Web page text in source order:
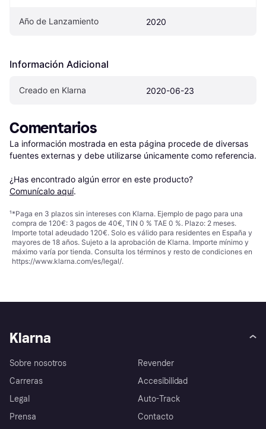
Año de Lanzamiento 2020
Información Adicional
Creado en Klarna 2020-06-23
Comentarios
La información mostrada en esta página procede de diversas
fuentes externas y debe utilizarse únicamente como referencia.
¿Has encontrado algún error en este producto?
Comunícalo aquí.
¹*Paga en 3 plazos sin intereses con Klarna. Ejemplo de pago para una
compra de 120€: 3 pagos de 40€, TIN 0 % TAE 0 %. Plazo: 2 meses.
Importe total adeudado 120€. Solo es válido para residentes en España y
mayores de 18 años. Sujeto a la aprobación de Klarna. Importe mínimo y
máximo varía por tienda. Consulta los términos y resto de condiciones en
https://www.klarna.com/es/legal/.
Klarna
Sobre nosotros
Carreras
Legal
Prensa
Revender
Accesibilidad
Auto-Track
Contacto